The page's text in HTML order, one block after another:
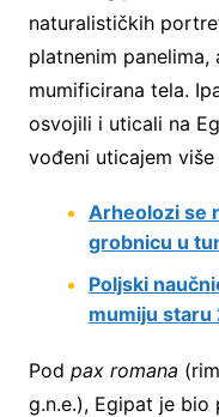
naturalističkih
platnenim
mumificirana tela.
osvojili i uticali na
vođeni uticajem
Arheolozi se
grobnicu u
Poljski
mumiju
Pod pax romana
g.n.e.), Egipat je